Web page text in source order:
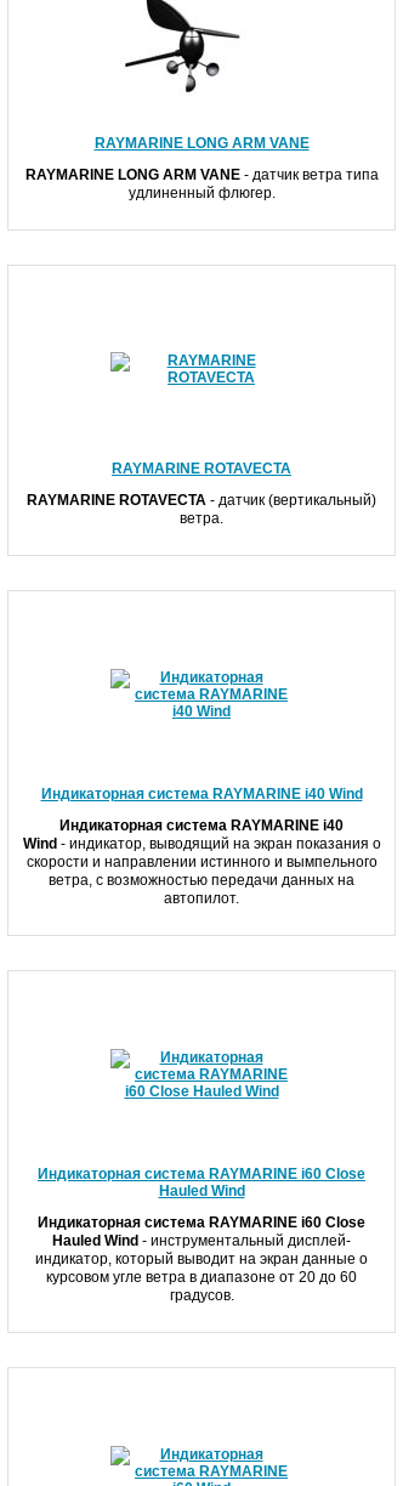
RAYMARINE LONG ARM VANE
RAYMARINE LONG ARM VANE- датчик ветра типа
удлиненный флюгер.
RAYMARINE ROTAVECTA
RAYMARINE ROTAVECTA - датчик (вертикальный)
ветра.
Индикаторная система RAYMARINE i40 Wind
Индикаторная система RAYMARINE i40
Wind - индикатор, выводящий на экран показания о
скорости и направлении истинного и вымпельного
ветра, с возможностью передачи данных на
автопилот.
Индикаторная система RAYMARINE i60 Close
Hauled Wind
Индикаторная система RAYMARINE i60 Close
Hauled Wind - инструментальный дисплей-
индикатор, который выводит на экран данные о
курсовом угле ветра в диапазоне от 20 до 60
градусов.